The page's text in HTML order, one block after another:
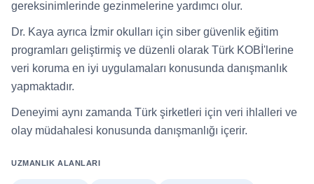
gereksinimlerinde gezinmelerine yardımcı olur.
Dr. Kaya ayrıca İzmir okulları için siber güvenlik eğitim
programları geliştirmiş ve düzenli olarak Türk KOBİ'lerine
veri koruma en iyi uygulamaları konusunda danışmanlık
yapmaktadır.
Deneyimi aynı zamanda Türk şirketleri için veri ihlalleri ve
olay müdahalesi konusunda danışmanlığı içerir.
UZMANLIK ALANLARI